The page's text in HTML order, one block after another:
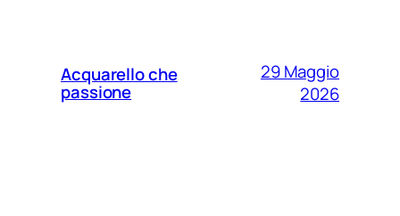
Acquarello che
passione
29 Maggio
2026